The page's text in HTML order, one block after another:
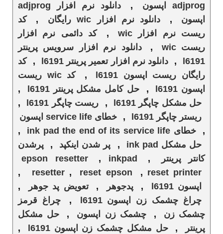
adjprog اپسون
,
دانلود نرم افزار adjprog
اپسون
, دانلود نرم افزار wic رایگان ,
کد
ریست نرم افزار wic
,
کد دائمی نرم افزار
ریست wic
,
دانلود نرم افزار سرویس پرینتر
l6191
, دانلود نرم افزار تعمیر پرینتر l6191 ,
کد
رایگان ریست اپسون l6191
,
کد wic ریست
اپسون l6191
, حل کامل مشکل پرینتر l6191
,
حل مشکل چاپگر l6191
, ریست چاپگر l6191
,
ریستر چاپگر l6191
,
خطای service life اپسون
,
خطای ink pad the end of its service life
,
حل مشکل ink pad
, پر شدن اینکپد ,
پرشدن
کانتر پرینتر
,
epson resetter , inkpad
resetter , reset epson , reset printer
,
اپسون l6191
, پدجوهر , تعویض پد جوهر
,
چراغ چشمک زن اپسون l6191
,
چراغ قرمز
چشمک زن
, چشمک زن اپسون ,
حل مشکل
پرینتر
, حل مشکل چشمک زن اپسون l6191
,